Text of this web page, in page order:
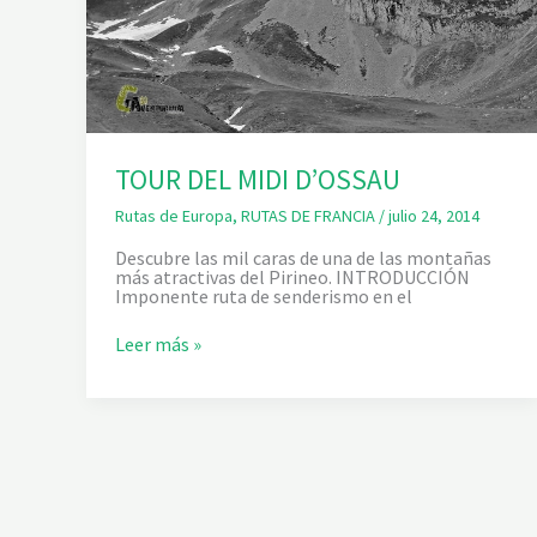
I
N
E
TOUR DEL MIDI D’OSSAU
Rutas de Europa, RUTAS DE FRANCIA /julio 24, 2014
Descubre las mil caras de una de las montañas
más atractivas del Pirineo. INTRODUCCIÓN
Imponente ruta de senderismo en el
T
Leer más »